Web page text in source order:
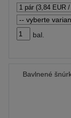
bal.
Bavlnené